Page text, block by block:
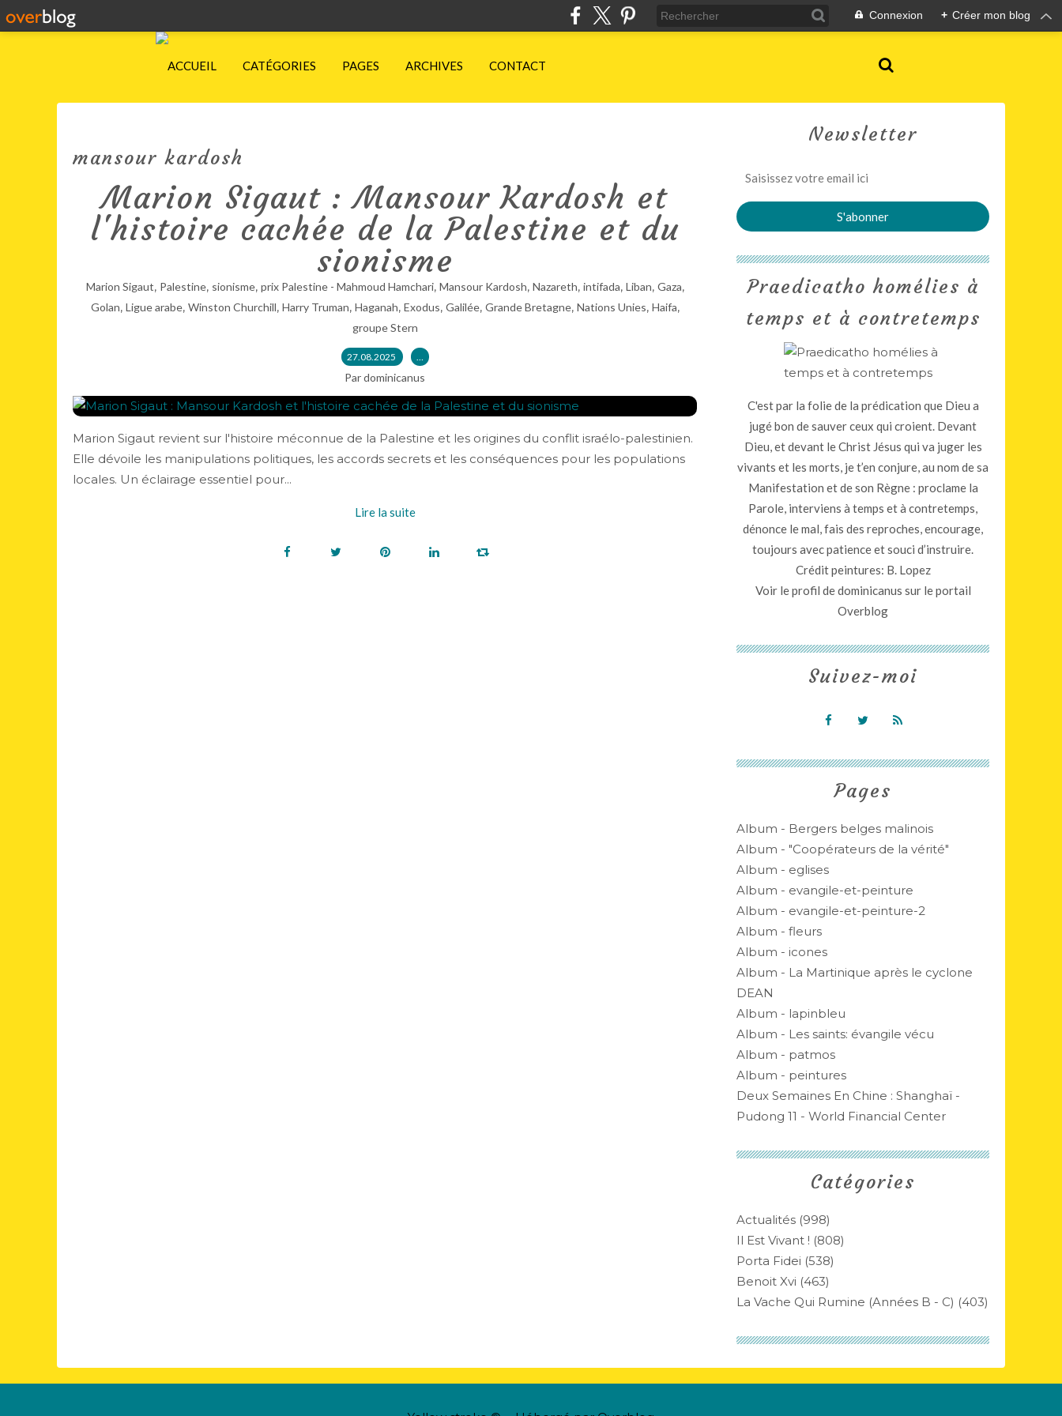
Connexion + Créer mon blog
ACCUEIL CATÉGORIES PAGES ARCHIVES CONTACT
mansour kardosh
Marion Sigaut : Mansour Kardosh et
l'histoire cachée de la Palestine et du
sionisme
Marion Sigaut, Palestine, sionisme, prix Palestine - Mahmoud Hamchari, Mansour Kardosh, Nazareth, intifada, Liban, Gaza,
Golan, Ligue arabe, Winston Churchill, Harry Truman, Haganah, Exodus, Galilée, Grande Bretagne, Nations Unies, Haifa,
groupe Stern
27.08.2025 …
Par dominicanus
Marion Sigaut revient sur l'histoire méconnue de la Palestine et les origines du conflit israélo-palestinien.
Elle dévoile les manipulations politiques, les accords secrets et les conséquences pour les populations
locales. Un éclairage essentiel pour...
Lire la suite
Newsletter
Catégories
Actualités (998)
Il Est Vivant ! (808)
Porta Fidei (538)
Benoit Xvi (463)
La Vache Qui Rumine (années B - C) (403)
Pages
Album - Bergers belges malinois
Album - "Coopérateurs de la vérité"
Album - eglises
Album - evangile-et-peinture
Album - evangile-et-peinture-2
Album - fleurs
Album - icones
Album - La Martinique après le cyclone
DEAN
Album - lapinbleu
Album - Les saints: évangile vécu
Album - patmos
Album - peintures
Deux Semaines En Chine : Shanghaï -
Pudong 11 - World Financial Center
Praedicatho homélies à
temps et à contretemps
C'est par la folie de la prédication que Dieu a
jugé bon de sauver ceux qui croient. Devant
Dieu, et devant le Christ Jésus qui va juger les
vivants et les morts, je t’en conjure, au nom de sa
Manifestation et de son Règne : proclame la
Parole, interviens à temps et à contretemps,
dénonce le mal, fais des reproches, encourage,
toujours avec patience et souci d’instruire.
Crédit peintures: B. Lopez
Voir le profil dedominicanus sur le portail
Overblog
Suivez-moi